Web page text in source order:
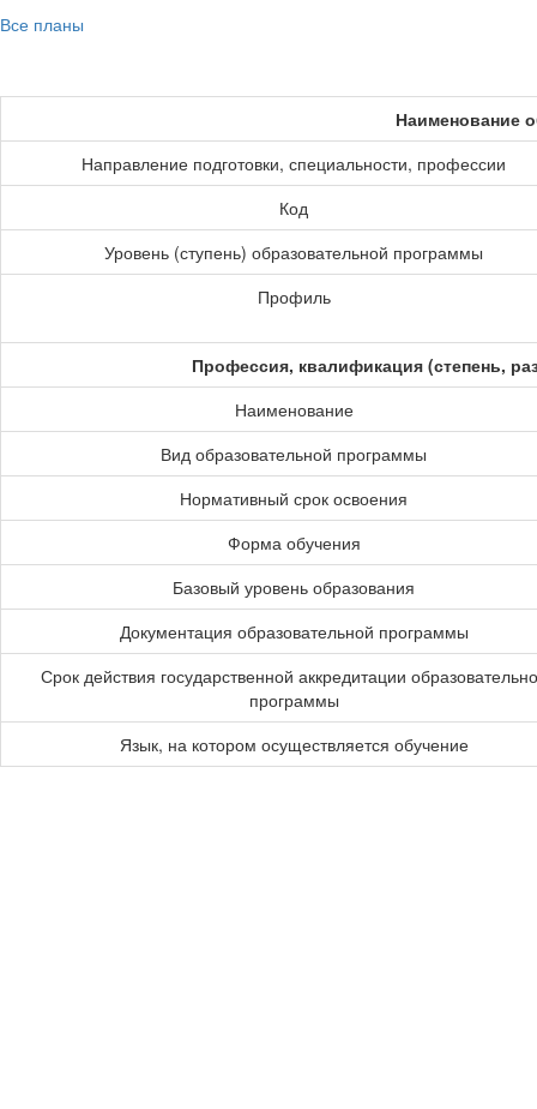
Все планы
Наименование
Направление подготовки, специальности, профессии
Код
Уровень (ступень) образовательной программы
Профиль
Профессия, квалификация (степень,
Наименование
Вид образовательной программы
Нормативный срок освоения
Форма обучения
Базовый уровень образования
Документация образовательной программы
Срок действия государственной аккредитации
программы
Язык, на котором осуществляется обучение